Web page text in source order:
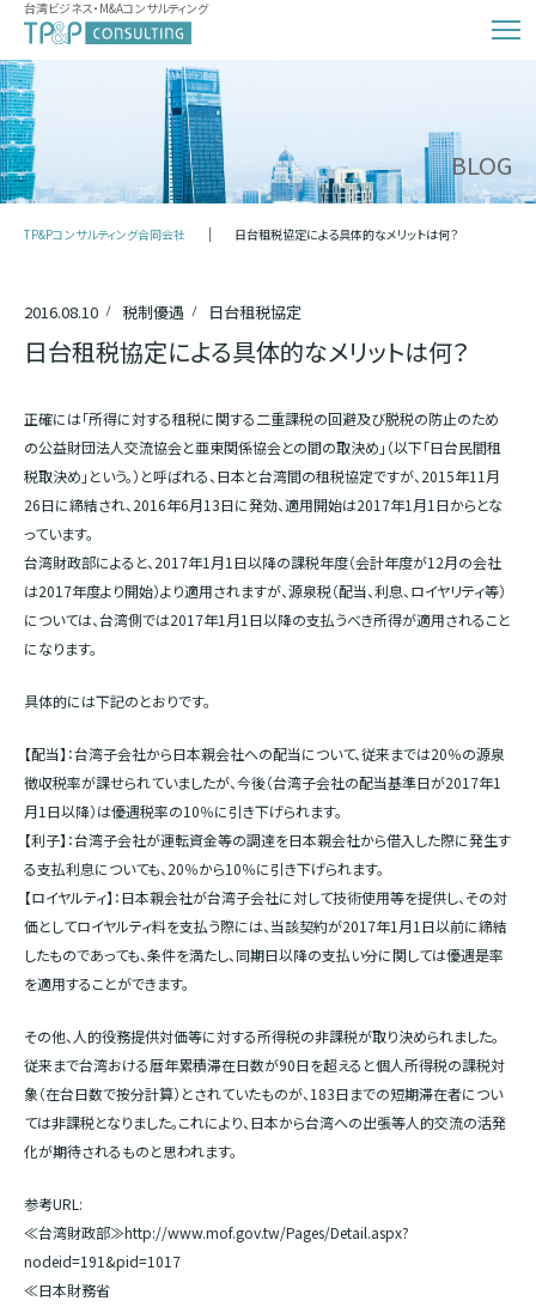
台湾ビジネス・M&Aコンサルティング
BLOG
TP&Pコンサルティング合同会社 日台租税協定による具体的なメリットは何？
2016.08.10 税制優遇 日台租税協定
日台租税協定による具体的なメリットは何？
正確には「所得に対する租税に関する二重課税の回避及び脱税の防止のため
の公益財団法人交流協会と亜東関係協会との間の取決め」（以下「日台民間租
税取決め」という。）と呼ばれる、日本と台湾間の租税協定ですが、2015年11月
26日に締結され、2016年6月13日に発効、適用開始は2017年1月1日からとな
っています。
台湾財政部によると、2017年1月1日以降の課税年度（会計年度が12月の会社
は2017年度より開始）より適用されますが、源泉税（配当、利息、ロイヤリティ等）
については、台湾側では2017年1月1日以降の支払うべき所得が適用されること
になります。
具体的には下記のとおりです。
【配当】：台湾子会社から日本親会社への配当について、従来までは20％の源泉
徴収税率が課せられていましたが、今後（台湾子会社の配当基準日が2017年1
月1日以降）は優遇税率の10％に引き下げられます。
【利子】：台湾子会社が運転資金等の調達を日本親会社から借入した際に発生す
る支払利息についても、20％から10％に引き下げられます。
【ロイヤルティ】：日本親会社が台湾子会社に対して技術使用等を提供し、その対
価としてロイヤルティ料を支払う際には、当該契約が2017年1月1日以前に締結
したものであっても、条件を満たし、同期日以降の支払い分に関しては優遇是率
を適用することができます。
その他、人的役務提供対価等に対する所得税の非課税が取り決められました。
従来まで台湾おける暦年累積滞在日数が90日を超えると個人所得税の課税対
象（在台日数で按分計算）とされていたものが、183日までの短期滞在者につい
ては非課税となりました。これにより、日本から台湾への出張等人的交流の活発
化が期待されるものと思われます。
参考URL:
≪台湾財政部≫http://www.mof.gov.tw/Pages/Detail.aspx?
nodeid=191&pid=1017
≪日本財務省